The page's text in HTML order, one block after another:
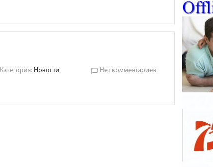
Категория:Новости chat_bubble_outline Нет комментариев